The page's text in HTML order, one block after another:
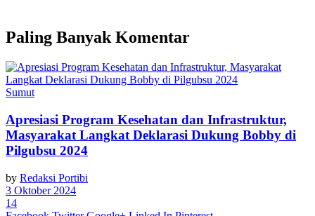
Paling Banyak Komentar
Sumut
Apresiasi Program Kesehatan dan Infrastruktur,
Masyarakat Langkat Deklarasi Dukung Bobby di
Pilgubsu 2024
by Redaksi Portibi
3 Oktober 2024
14